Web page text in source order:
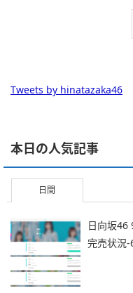
Tweets by hinatazaka46
本日の人気記事
日間
日向坂46
完売状況